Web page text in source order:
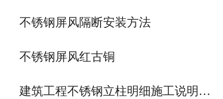
不锈钢屏风隔断安装方法
不锈钢屏风红古铜
建筑工程不锈钢立柱明细施工说明…